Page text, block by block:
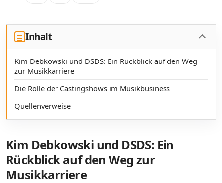
Inhalt
Kim Debkowski und DSDS: Ein Rückblick auf den Weg
zur Musikkarriere
Die Rolle der Castingshows im Musikbusiness
Quellenverweise
Kim Debkowski und DSDS: Ein
Rückblick auf den Weg zur
Musikkarriere